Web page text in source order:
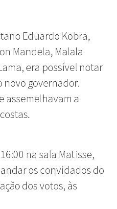
Eduardo Kobra,
Mandela, Malala
era possível notar
governador.
assemelhavam a
na sala Matisse,
os convidados do
dos votos, às